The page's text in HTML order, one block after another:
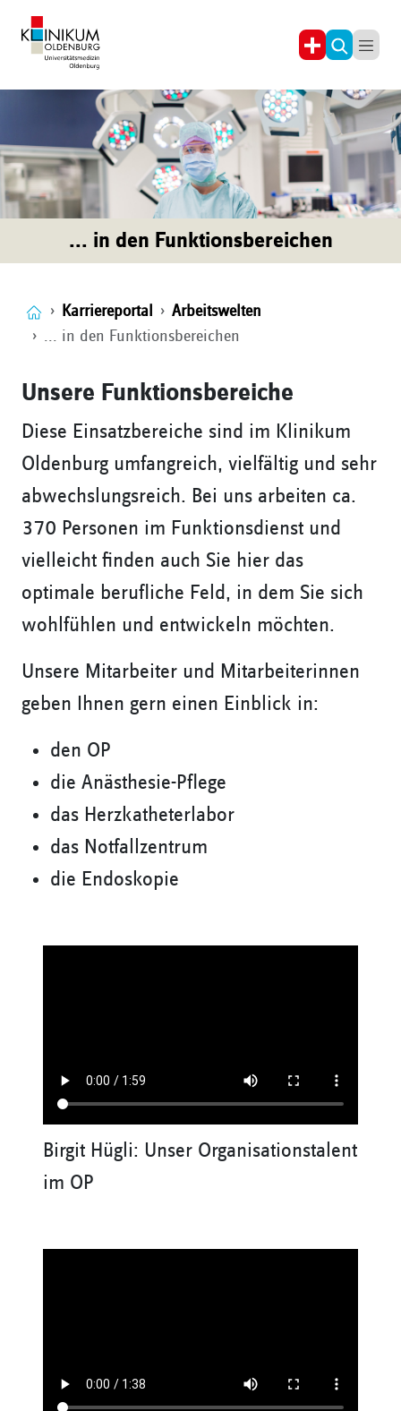
... in den Funktionsbereichen
Karriereportal
Arbeitswelten
... in den Funktionsbereichen
Unsere Funktionsbereiche
Diese Einsatzbereiche sind im Klinikum
Oldenburg umfangreich, vielfältig und sehr
abwechslungsreich. Bei uns arbeiten ca.
370 Personen im Funktionsdienst und
vielleicht finden auch Sie hier das
optimale berufliche Feld, in dem Sie sich
wohlfühlen und entwickeln möchten.
Unsere Mitarbeiter und Mitarbeiterinnen
geben Ihnen gern einen Einblick in:
den OP
die Anästhesie-Pflege
das Herzkatheterlabor
das Notfallzentrum
die Endoskopie
Birgit Hügli: Unser Organisationstalent
im OP